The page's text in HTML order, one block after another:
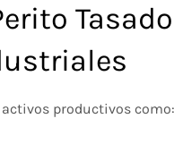
activos productivos como: